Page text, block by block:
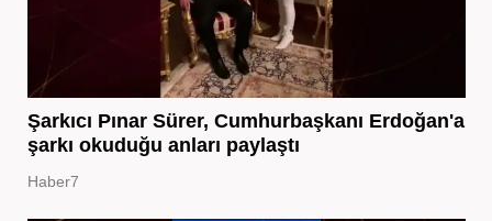
Şarkıcı Pınar Sürer, Cumhurbaşkanı Erdoğan'a
şarkı okuduğu anları paylaştı
Haber7